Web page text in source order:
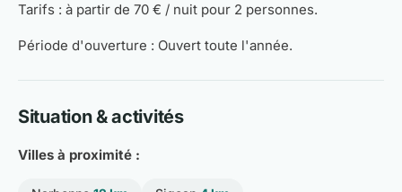
Tarifs : à partir de 70 € / nuit pour 2 personnes.
Période d'ouverture : Ouvert toute l'année.
Situation & activités
Villes à proximité :